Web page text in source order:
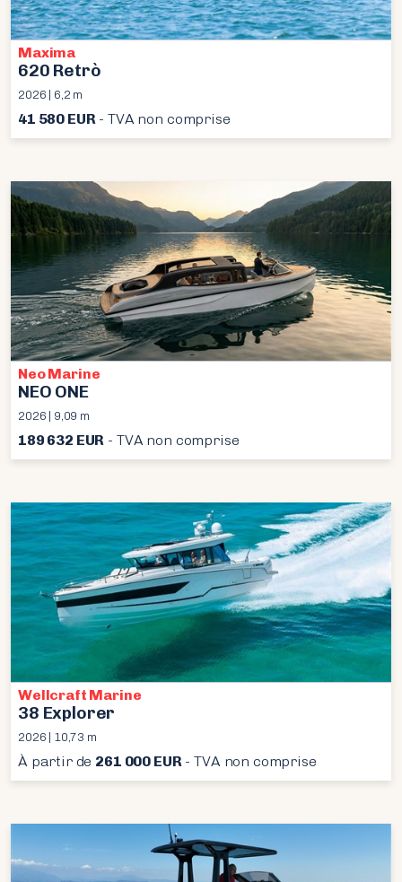
Maxima
620 Retrò
2026 | 6,2 m
41 580 EUR- TVA non comprise
Neo Marine
NEO ONE
2026 | 9,09 m
189 632 EUR - TVA non comprise
Wellcraft Marine
38 Explorer
2026 | 10,73 m
À partir de 261 000 EUR- TVA non comprise